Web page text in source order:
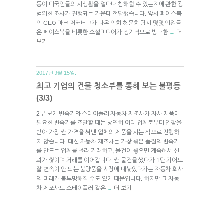
동이 미국인들의 사생활을 얼마나 침해할 수 있는지에 관한 광
범위한 조사가 진행되는 가운데 전달됐습니다. 앞서 페이스북
의 CEO 마크 저커버그가 나온 의회 청문회 당시 몇몇 의원들
은 페이스북을 비롯한 소셜미디어가 정기적으로 방대한 → 더
보기
2017년 9월 15일.
최고 기업의 건물 청소부를 통해 보는 불평등
(3/3)
2부 보기 변속기와 스테이플러 자동차 제조사가 자사 제품에
필요한 변속기를 조달할 때는 당연히 여러 업체로부터 입찰을
받아 가장 싼 가격을 써낸 업체의 제품을 사는 식으로 진행하
지 않습니다. 대신 자동차 제조사는 가장 좋은 품질의 변속기
를 만드는 업체를 골라 거래하고, 물건이 좋으면 계속해서 신
뢰가 쌓이며 거래를 이어갑니다. 싼 물건을 썼다가 1단 기어도
잘 변속이 안 되는 불량품을 시장에 내놓았다가는 자동차 회사
의 미래가 불투명해질 수도 있기 때문입니다. 하지만 그 자동
차 제조사도 스테이플러 같은 → 더 보기